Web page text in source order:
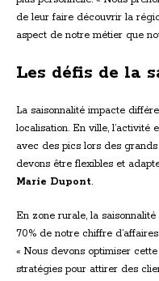
de leur faire découvrir la
aspect de notre métier que
Les défis de la
La saisonnalité impacte
localisation. En ville, l’activité
avec des pics lors des grands
devons être flexibles et
Marie Dupont.
En zone rurale, la saisonnalité
70% de notre chiffre
« Nous devons optimiser
stratégies pour attirer des